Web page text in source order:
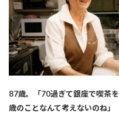
87歳。「70過ぎて銀座で喫茶を
歳のことなんて考えないのね」